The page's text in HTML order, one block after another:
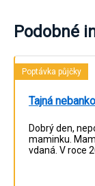
Podobné
Poptávka půjčky
Tajná
Dobrý den,
maminku.
vdaná. V roce